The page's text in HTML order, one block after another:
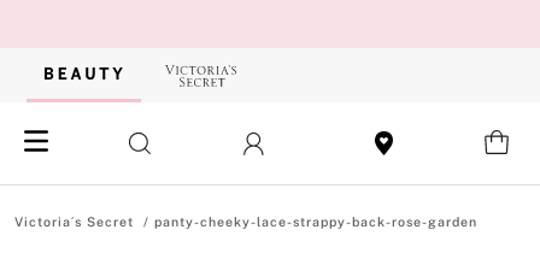
panty-cheeky-lace-strappy-back-rose-garden